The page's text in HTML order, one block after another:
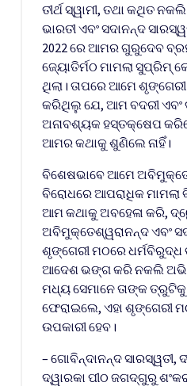
ତୀର୍ଥ ସ୍ୱାମୀ, ତଥା କଥିତ
ଭାରତୀ ଏବଂ ସଦାନନ୍ଦ
2022 ରେ ଆମର ଗୁରୁଦେବ
ଜ୍ୟୋତିର୍ମଠ ମାମଲା ସୁପ୍ରିମ୍
ଥିଲା। ତାପରେ ଆମେ
କରିଥିଲୁ ଯେ, ଆମ ବଦରୀ ଏବଂ
ଅନାବଶ୍ୟକ ହସ୍ତକ୍ଷେପ
ଆମର କଥାକୁ ଶୁଣିଲେ ନାହିଁ।
ବିଶେଷଭାବେ ଆମେ
ବିରୋଧରେ ଆପରାଧିକ
ଆମ କଥାକୁ ଅବହେଳା କରି,
ଅବିମୁକ୍ତେଶ୍ୱରାନନ୍ଦ ଏବଂ
ଶୃଙ୍ଗେରୀ ମଠରେ ଧର୍ମବିରୁଦ୍ଧ
ଆଦେଶ ଭଙ୍ଗ କରି ନକଲି
ମଧ୍ୟ ସେମାନେ ତାଙ୍କ
ଫେରାଇଲେ, ଏହା ଶୃଙ୍ଗେରୀ
ଉପକାରୀ ହେବ।
– ଗୋବିନ୍ଦାନନ୍ଦ ସାରସ୍ୱତୀ,
ଦ୍ୱାରକା ପୀଠ ଜଗଦ୍ଗୁରୁ